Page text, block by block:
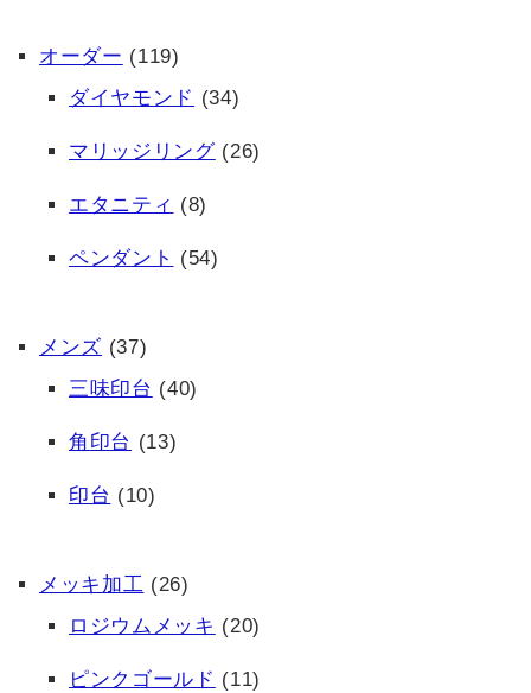
オーダー (119)
ダイヤモンド (34)
マリッジリング(26)
エタニティ (8)
ペンダント (54)
メンズ (37)
三味印台 (40)
角印台 (13)
印台 (10)
メッキ加工 (26)
ロジウムメッキ (20)
ピンクゴールド (11)